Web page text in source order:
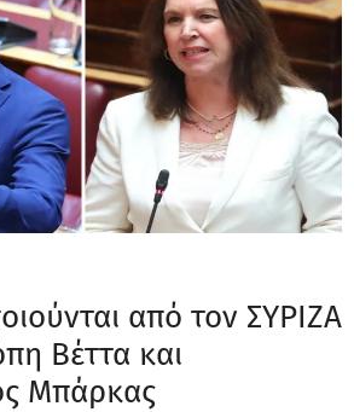
από τον ΣΥΡΙΖΑ
Βέττα και
Μπάρκας